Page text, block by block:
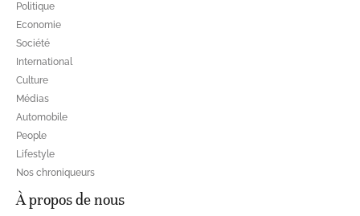
Politique
Economie
Société
International
Culture
Médias
Automobile
People
Lifestyle
Nos chroniqueurs
À propos de nous